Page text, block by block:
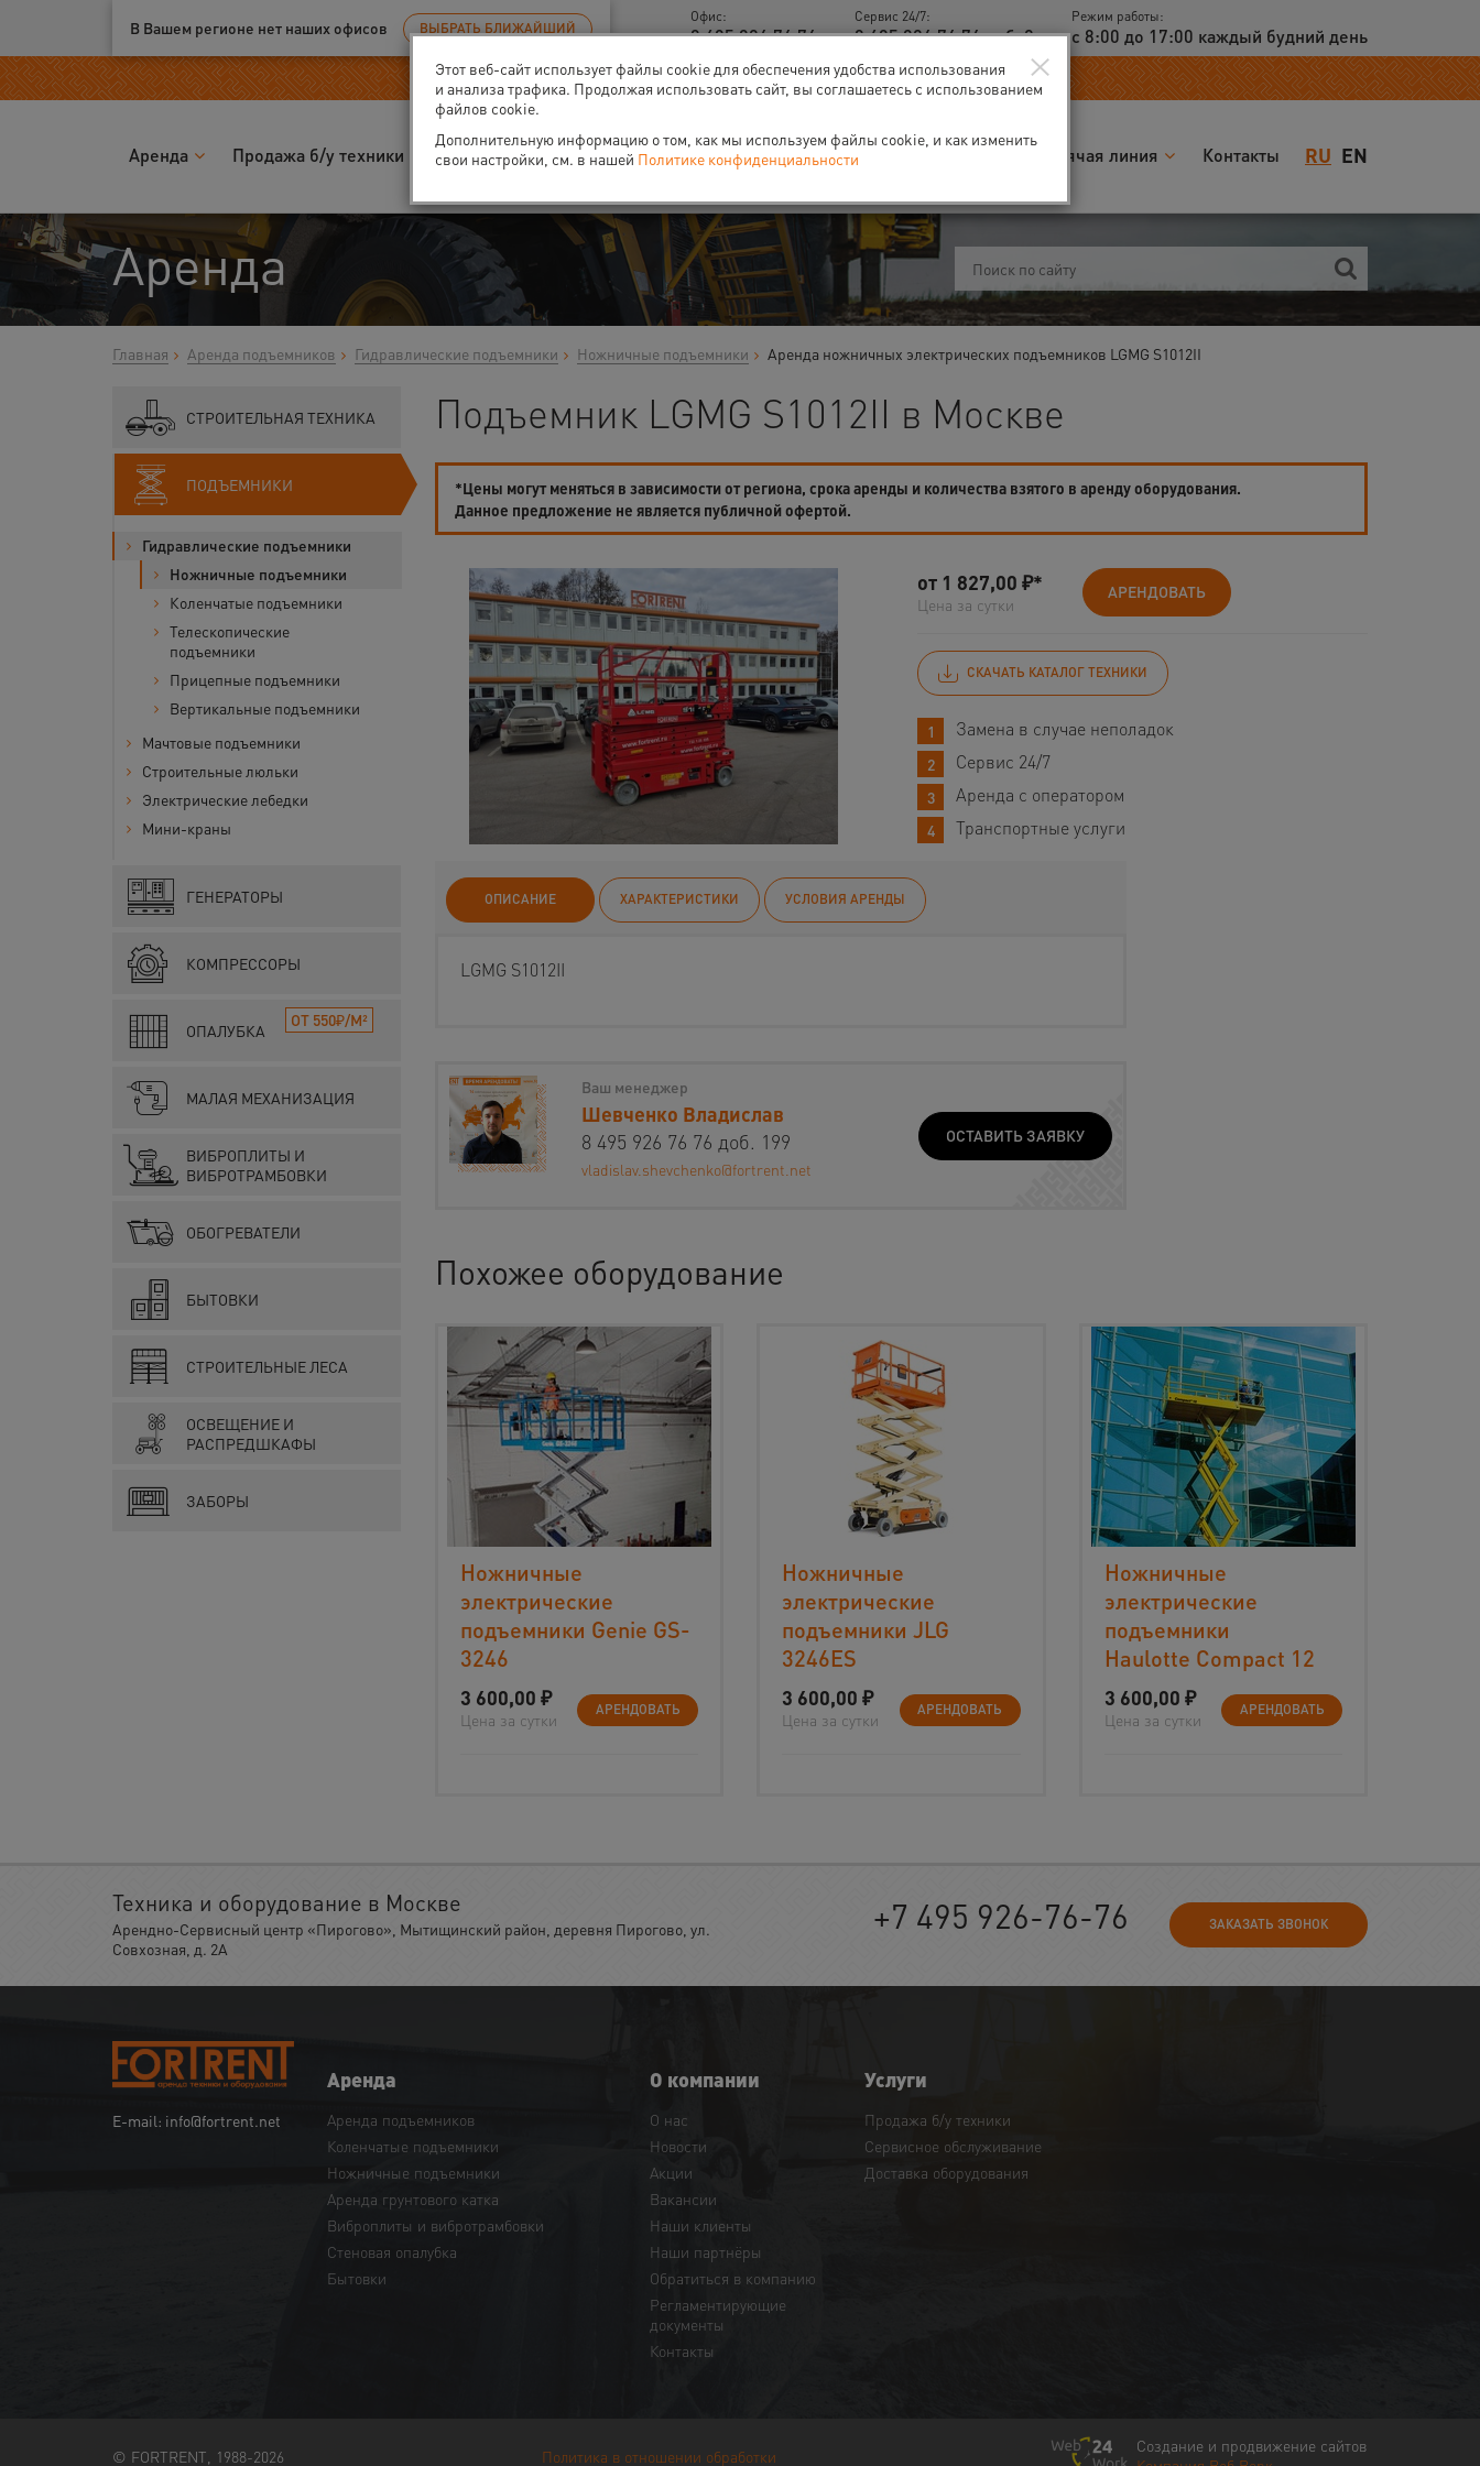
Ваш город:Москва
В Вашем регионе нет наших офисов ВЫБРАТЬ БЛИЖАЙШИЙ
Офис:
8 495 926 76 76
Сервис 24/7:
8 495 926 76 76 доб. 2
Режим работы:
с 8:00 до 17:00 каждый будний день
RU EN
Аренда Продажа б/у техники Запчасти О нас События Горячая линия Контакты
Аренда
Главная Аренда подъемников Гидравлические подъемники Ножничные подъемники Аренда ножничных электрических подъемников LGMG S1012II
СТРОИТЕЛЬНАЯ ТЕХНИКА
ПОДЪЕМНИКИ
Гидравлические подъемники
Ножничные подъемники
Коленчатые подъемники
Телескопические
подъемники
Прицепные подъемники
Вертикальные подъемники
Мачтовые подъемники
Строительные люльки
Электрические лебедки
Мини-краны
ГЕНЕРАТОРЫ
КОМПРЕССОРЫ
ОПАЛУБКА
ОТ 550₽/М²
МАЛАЯ МЕХАНИЗАЦИЯ
ВИБРОПЛИТЫ И
ВИБРОТРАМБОВКИ
ОБОГРЕВАТЕЛИ
БЫТОВКИ
СТРОИТЕЛЬНЫЕ ЛЕСА
ОСВЕЩЕНИЕ И
РАСПРЕДШКАФЫ
ЗАБОРЫ
Подъемник LGMG S1012II в Москве
*Цены могут меняться в зависимости от региона, срока аренды и количества взятого в аренду оборудования.
Данное предложение не является публичной офертой.
от 1 827,00 ₽*
Цена за сутки
АРЕНДОВАТЬ
СКАЧАТЬ КАТАЛОГ ТЕХНИКИ
Замена в случае неполадок
Сервис 24/7
Аренда с оператором
Транспортные услуги
ОПИСАНИЕ ХАРАКТЕРИСТИКИ УСЛОВИЯ АРЕНДЫ
LGMG S1012II
Ваш менеджер
Шевченко Владислав
8 495 926 76 76 доб. 199
vladislav.shevchenko@fortrent.net
ОСТАВИТЬ ЗАЯВКУ
Похожее оборудование
Ножничные
электрические
подъемники Genie GS-
3246
3 600,00 ₽
Цена за сутки
АРЕНДОВАТЬ
Ножничные
электрические
подъемники JLG
3246ES
3 600,00 ₽
Цена за сутки
АРЕНДОВАТЬ
Ножничные
электрические
подъемники
Haulotte Compact 12
3 600,00 ₽
Цена за сутки
АРЕНДОВАТЬ
Техника и оборудование в Москве
Арендно-Сервисный центр «Пирогово», Мытищинский район, деревня Пирогово, ул.
Совхозная, д. 2А
+7 495 926-76-76 ЗАКАЗАТЬ ЗВОНОК
E-mail: info@fortrent.net
Аренда
Аренда подъемников
Коленчатые подъемники
Ножничные подъемники
Аренда грунтового катка
Виброплиты и вибротрамбовки
Cтеновая опалубка
Бытовки
О компании
О нас
Новости
Акции
Вакансии
Наши клиенты
Наши партнёры
Обратиться в компанию
Регламентирующие
документы
Контакты
Услуги
Продажа б/у техники
Сервисное обслуживание
Доставка оборудования
© FORTRENT, 1988-2026 Политика в отношении обработки
Создание и продвижение сайтов
×
Этот веб-сайт использует файлы cookie для обеспечения удобства использования
и анализа трафика. Продолжая использовать сайт, вы соглашаетесь с использованием
файлов cookie.
Дополнительную информацию о том, как мы используем файлы cookie, и как изменить
свои настройки, см. в нашей Политике конфиденциальности